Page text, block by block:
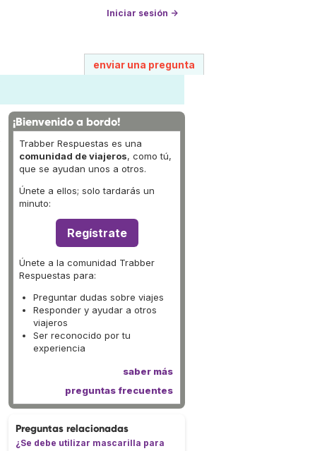
Iniciar sesión →
enviar una pregunta
¡Bienvenido a bordo!
Trabber Respuestas es una
comunidad de viajeros, como tú,
que se ayudan unos a otros.
Únete a ellos; solo tardarás un
minuto:
Regístrate
Únete a la comunidad Trabber
Respuestas para:
Preguntar dudas sobre viajes
Responder y ayudar a otros
viajeros
Ser reconocido por tu
experiencia
saber más
preguntas frecuentes
Preguntas relacionadas
¿Se debe utilizar mascarilla para